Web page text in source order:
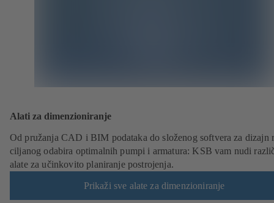
Alati za dimenzioniranje
Od pružanja CAD i BIM podataka do složenog softvera za dizajn
ciljanog odabira optimalnih pumpi i armatura: KSB vam nudi
alate za učinkovito planiranje postrojenja.
Prikaži sve alate za dimenzioniranje